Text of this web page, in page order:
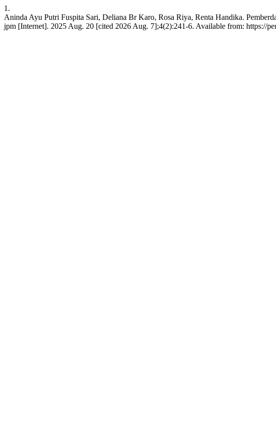
1.
Aninda Ayu Putri Fuspita Sari, Deliana Br Karo, Rosa Riya, Renta Handika.
jpm [Internet]. 2025 Aug. 20 [cited 2026 Aug. 7];4(2):241-6. Available from: https://